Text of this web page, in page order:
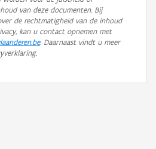
van deze documenten. Bij
de rechtmatigheid van de inhoud
kan u contact opnemen met
. Daarnaast vindt u meer